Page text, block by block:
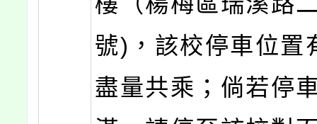
號)，該校停車位置
盡量共乘；倘若停